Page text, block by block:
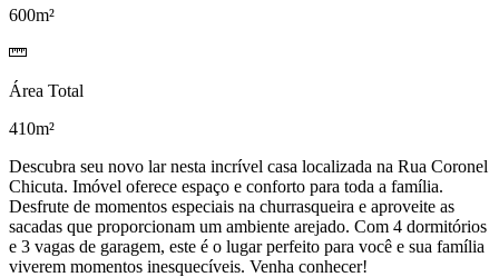
600m²
Área Total
410m²
Descubra seu novo lar nesta incrível casa localizada na Rua Coronel
Chicuta. Imóvel oferece espaço e conforto para toda a família.
Desfrute de momentos especiais na churrasqueira e aproveite as
sacadas que proporcionam um ambiente arejado. Com 4 dormitórios
e 3 vagas de garagem, este é o lugar perfeito para você e sua família
viverem momentos inesquecíveis. Venha conhecer!